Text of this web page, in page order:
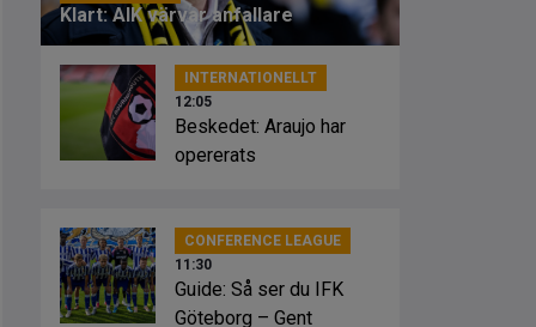
Klart: AIK värvar anfallare
INTERNATIONELLT
12:05
Beskedet: Araujo har
opererats
CONFERENCE LEAGUE
11:30
Guide: Så ser du IFK
Göteborg – Gent